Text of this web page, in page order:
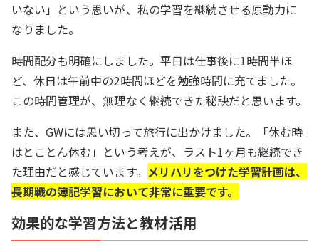
いない」という思いが、私の学習を継続させる原動力に
なりました。
時間配分も明確にしました。平日は仕事後に1時間半ほ
ど、休日は午前中の2時間ほどを勉強時間に充てました。
この時間管理が、無理なく継続できた秘訣だと思います。
また、GWには思い切って旅行に出かけました。「休む時
はとことん休む」という考えが、ラスト1ヶ月も継続でき
た理由だと感じています。 メリハリをつけた学習計画は、
長期戦の簿記学習において非常に重要です。
効果的な学習方法と教材活用